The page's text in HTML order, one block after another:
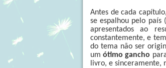
Antes de cada
se espalhou pelo
apresentados ao
constantemente, e
do tema não ser
umótimo gancho
livro, e sinceramente,